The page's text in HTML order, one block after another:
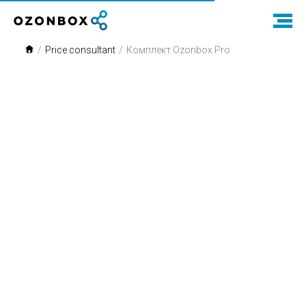
/ Price consultant / Комплект Ozonbox Pro